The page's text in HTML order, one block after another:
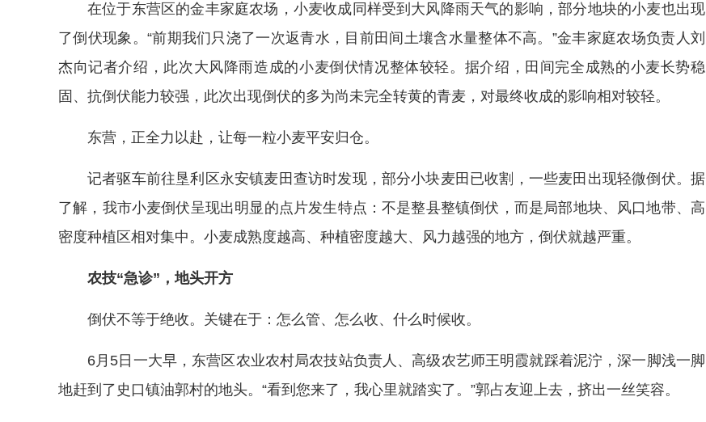
在位于东营区的金丰家庭农场，小麦收成同样受到大风降雨天气的影响，部分地块的小麦也出现
了倒伏现象。“前期我们只浇了一次返青水，目前田间土壤含水量整体不高。”金丰家庭农场负责人刘
杰向记者介绍，此次大风降雨造成的小麦倒伏情况整体较轻。据介绍，田间完全成熟的小麦长势稳
固、抗倒伏能力较强，此次出现倒伏的多为尚未完全转黄的青麦，对最终收成的影响相对较轻。
东营，正全力以赴，让每一粒小麦平安归仓。
记者驱车前往垦利区永安镇麦田查访时发现，部分小块麦田已收割，一些麦田出现轻微倒伏。据
了解，我市小麦倒伏呈现出明显的点片发生特点：不是整县整镇倒伏，而是局部地块、风口地带、高
密度种植区相对集中。小麦成熟度越高、种植密度越大、风力越强的地方，倒伏就越严重。
农技“急诊”，地头开方
倒伏不等于绝收。关键在于：怎么管、怎么收、什么时候收。
6月5日一大早，东营区农业农村局农技站负责人、高级农艺师王明霞就踩着泥泞，深一脚浅一脚
地赶到了史口镇油郭村的地头。“看到您来了，我心里就踏实了。”郭占友迎上去，挤出一丝笑容。